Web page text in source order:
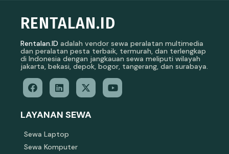
RENTALAN.ID
Rentalan.ID adalah vendor sewa peralatan multimedia
dan peralatan pesta terbaik, termurah, dan terlengkap
di Indonesia dengan jangkauan sewa meliputi wilayah
jakarta, bekasi, depok, bogor, tangerang, dan surabaya.
LAYANAN SEWA
Sewa Laptop
Sewa Komputer